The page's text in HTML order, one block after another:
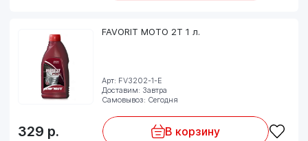
FAVORIT MOTO 2T 1 л.
Арт: FV3202-1-E
Доставим: Завтра
Самовывоз: Сегодня
329 р. В корзину